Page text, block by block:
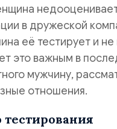
в дружеской
её тестирует и не
это важным в
мужчину,
отношения.